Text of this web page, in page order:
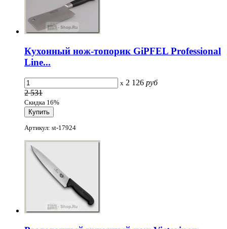
Кухонный нож-топорик GiPFEL Professional
Line...
x 2 126 руб
2 531
Скидка 16%
Артикул: st-17924